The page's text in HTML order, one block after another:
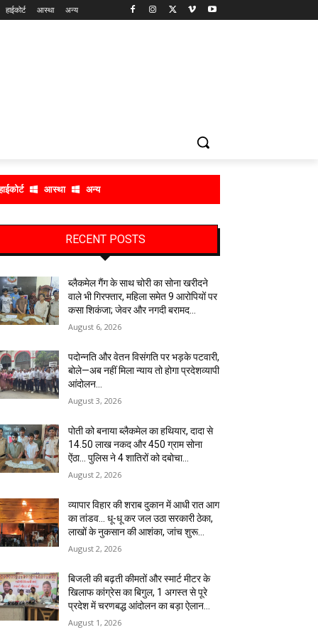
हाईकोर्ट आस्था अन्य
आस्था अन्य
RECENT POSTS
ब्लैकमेल गैंग के साथ चोरी का सोना खरीदने
वाले भी गिरफ्तार, महिला समेत 9 आरोपियों पर
कसा शिकंजा; जेवर और नगदी बरामद…
August 6, 2026
पदोन्नति और वेतन विसंगति पर भड़के पटवारी,
बोले—अब नहीं मिला न्याय तो होगा प्रदेशव्यापी
आंदोलन…
August 3, 2026
पोती को बनाया ब्लैकमेल का हथियार, दादा से
14.50 लाख नकद और 450 ग्राम सोना
ऐंठा… पुलिस ने 4 शातिरों को दबोचा…
August 2, 2026
व्यापार विहार की शराब दुकान में आधी रात आग
का तांडव… धू-धू कर जल उठा सरकारी ठेका,
लाखों के नुकसान की आशंका, जांच शुरू…
August 2, 2026
बिजली की बढ़ती कीमतों और स्मार्ट मीटर के
खिलाफ कांग्रेस का बिगुल, 1 अगस्त से पूरे
प्रदेश में चरणबद्ध आंदोलन का बड़ा ऐलान…
August 1, 2026